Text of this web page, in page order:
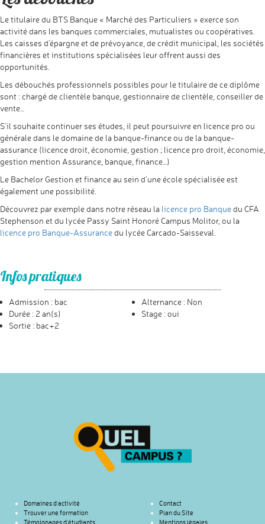
Le titulaire du BTS Banque « Marché des Particuliers » exerce son
activité dans les banques commerciales, mutualistes ou coopératives.
Les caisses d’épargne et de prévoyance, de crédit municipal, les sociétés
financières et institutions spécialisées leur offrent aussi des
opportunités.
Les débouchés professionnels possibles pour le titulaire de ce diplôme
sont : chargé de clientèle banque, gestionnaire de clientèle, conseiller de
vente…
S’il souhaite continuer ses études, il peut poursuivre en licence pro ou
générale dans le domaine de la banque-finance ou de la banque-
assurance (licence droit, économie, gestion ; licence pro droit, économie,
gestion mention Assurance, banque, finance…)
Le Bachelor Gestion et finance au sein d’une école spécialisée est
également une possibilité.
Découvrez par exemple dans notre réseau la licence pro Banquedu CFA
Stephenson et du lycée Passy Saint Honoré Campus Molitor, ou la
licence pro Banque-Assurancedu lycée Carcado-Saisseval.
Infos pratiques
Admission : bac
Durée : 2 an(s)
Sortie : bac+2
Alternance : Non
Stage : oui
Domaines d’activité
Trouver une formation
Témoignages d’étudiants
Contact
Plan du Site
Mentions légales